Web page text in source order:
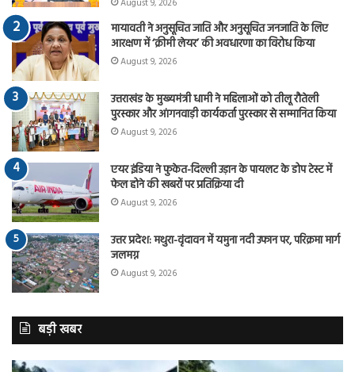
August 9, 2026
मायावती ने अनुसूचित जाति और अनुसूचित जनजाति के लिए
आरक्षण में ‘क्रीमी लेयर’ की अवधारणा का विरोध किया
August 9, 2026
उत्तराखंड के मुख्यमंत्री धामी ने महिलाओं को तीलू रौतेली
पुरस्कार और आंगनवाड़ी कार्यकर्ता पुरस्कार से सम्मानित किया
August 9, 2026
एयर इंडिया ने फुकेत-दिल्ली उड़ान के पायलट के डोप टेस्ट में
फेल होने की खबरों पर प्रतिक्रिया दी
August 9, 2026
उत्तर प्रदेश: मथुरा-वृंदावन में यमुना नदी उफान पर, परिक्रमा मार्ग
जलमग्न
August 9, 2026
बड़ी खबर